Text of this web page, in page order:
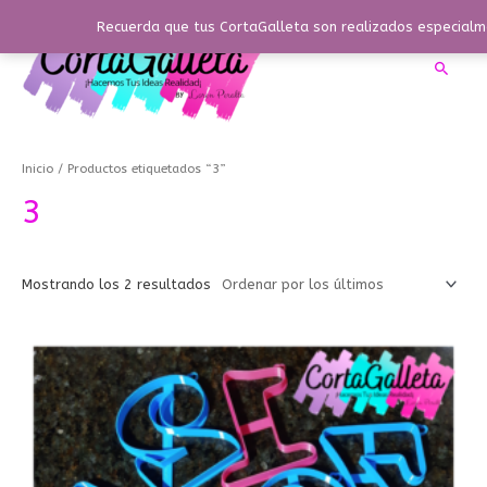
Recuerda que tus CortaGalleta son realizados
contenido
Inicio / Productos etiquetados “3”
3
Mostrando los 2 resultados
los